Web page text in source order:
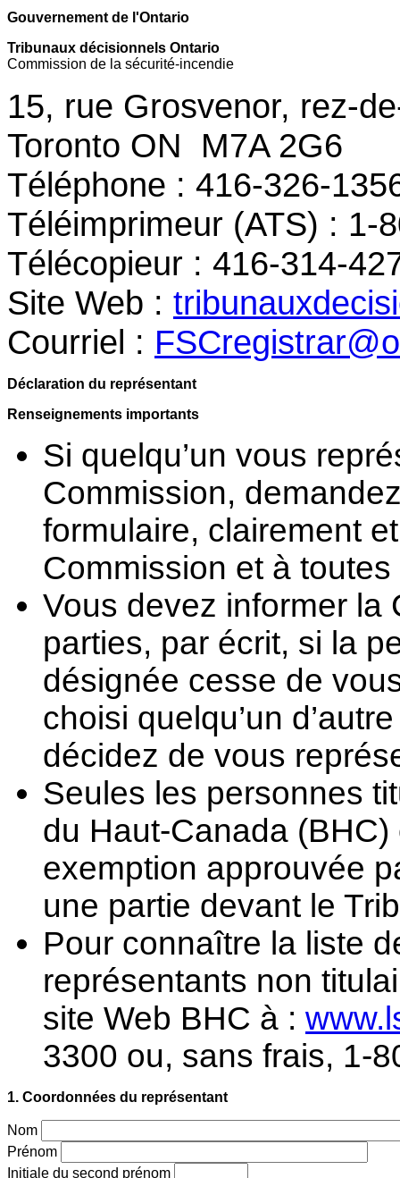
Gouvernement de l'Ontario
Tribunaux décisionnels Ontario
Commission de la sécurité-incendie
15, rue Grosvenor, rez-
Toronto ON M7A 2G6
Téléphone : 416-326-
Téléimprimeur (ATS) : 1-
Télécopieur : 416-314-
Site Web :
Courriel :
Déclaration du représentant
Renseignements importants
Si quelqu’un vous
Commission,
formulaire, clairement
Commission et à
Vous devez informer la
parties, par écrit, si la
désignée cesse de
choisi quelqu’un
décidez de vous
Seules les personnes
du Haut-Canada
exemption approuvée
une partie devant le
Pour connaître la liste
représentants non
site Web BHC à :
3300 ou, sans frais, 1-
1. Coordonnées du représentant
Nom
Prénom
Initiale du second prénom